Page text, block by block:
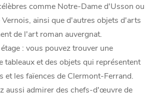
comme Notre-Dame d'Usson ou
Vernois, ainsi que d'autres objets d'arts
de l'art roman auvergnat.
: vous pouvez trouver une
tableaux et des objets qui représentent
et les faïences de Clermont-Ferrand.
aussi admirer des chefs-d'œuvre de